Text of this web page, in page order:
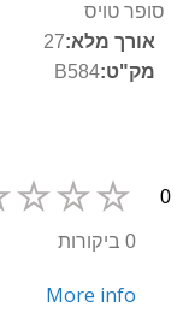
נוסף
סופר טויס
27
B584
0
0 ביקורות
More info